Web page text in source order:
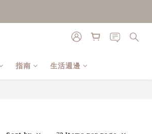
指南 生活週邊